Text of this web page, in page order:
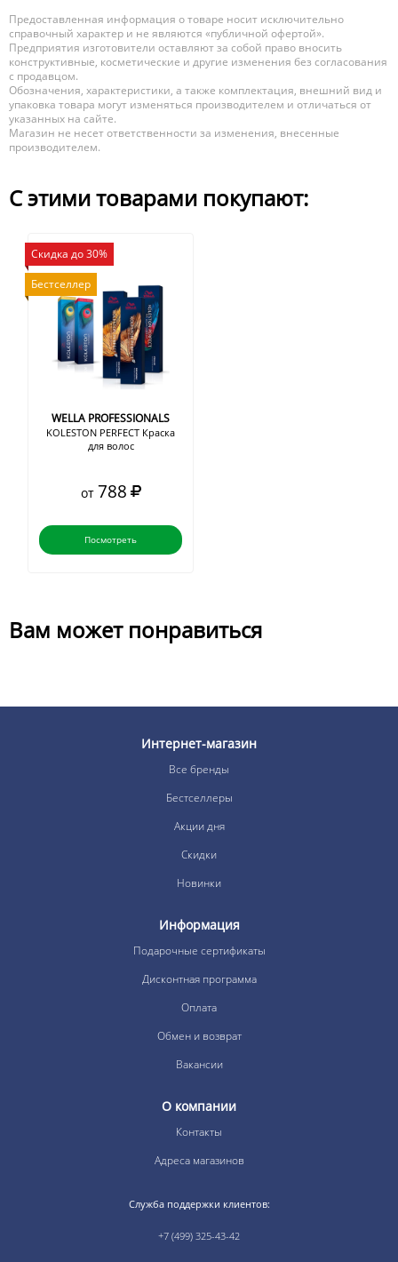
Предоставленная информация о товаре носит исключительно
справочный характер и не являются «публичной офертой».
Предприятия изготовители оставляют за собой право вносить
конструктивные, косметические и другие изменения без согласования
с продавцом.
Обозначения, характеристики, а также комплектация, внешний вид и
упаковка товара могут изменяться производителем и отличаться от
указанных на сайте.
Магазин не несет ответственности за изменения, внесенные
производителем.
С этими товарами покупают:
Скидка до 30%
Бестселлер
WELLA PROFESSIONALS
KOLESTON PERFECT Краска
для волос
от 788
Посмотреть
Вам может понравиться
Интернет-магазин
Все бренды
Бестселлеры
Акции дня
Скидки
Новинки
Информация
Подарочные сертификаты
Дисконтная программа
Оплата
Обмен и возврат
Вакансии
О компании
Контакты
Адреса магазинов
Служба поддержки клиентов:
+7 (499) 325-43-42